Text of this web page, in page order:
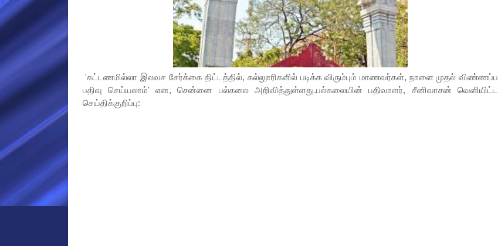
'கட்டணமில்லா இலவச சேர்க்கை திட்டத்தில், கல்லுாரிகளில் படிக்க விரும்பும் மாணவர்கள், நாளை முதல் விண்ணப்ப
பதிவு செய்யலாம்' என, சென்னை பல்கலை அறிவித்துள்ளது.பல்கலையின் பதிவாளர், சீனிவாசன் வெளியிட்ட
செய்திக்குறிப்பு: